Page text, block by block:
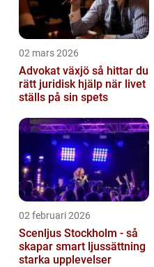
02 mars 2026
Advokat växjö så hittar du
rätt juridisk hjälp när livet
ställs på sin spets
02 februari 2026
Scenljus Stockholm - så
skapar smart ljussättning
starka upplevelser